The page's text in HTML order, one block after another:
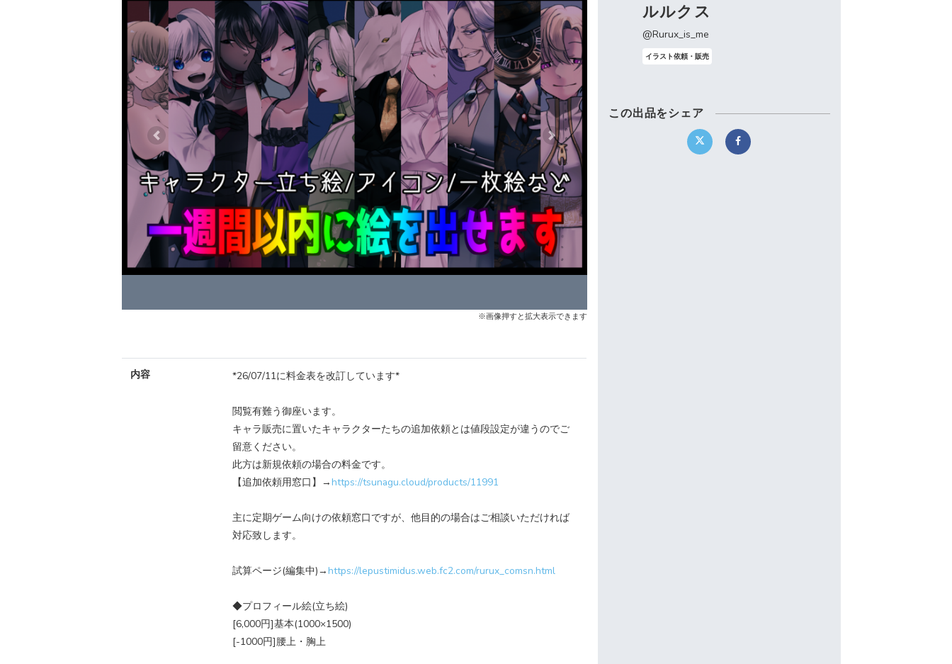
Previous Next
※画像押すと拡大表示できます
内容 *26/07/11に料金表を改訂しています*
閲覧有難う御座います。
キャラ販売に置いたキャラクターたちの追加依頼とは値段設定が違うのでご
留意ください。
此方は新規依頼の場合の料金です。
【追加依頼用窓口】→https://tsunagu.cloud/products/11991
主に定期ゲーム向けの依頼窓口ですが、他目的の場合はご相談いただければ
対応致します。
試算ページ(編集中)→https://lepustimidus.web.fc2.com/rurux_comsn.html
◆プロフィール絵(立ち絵)
[6,000円]基本(1000×1500)
[-1000円]腰上・胸上
ルルクス
@Rurux_is_me
イラスト依頼・販売
この出品をシェア